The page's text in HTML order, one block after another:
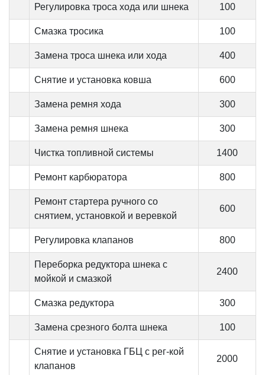
Регулировка троса хода или шнека 100
Смазка тросика 100
Замена троса шнека или хода 400
Снятие и установка ковша 600
Замена ремня хода 300
Замена ремня шнека 300
Чистка топливной системы 1400
Ремонт карбюратора 800
Ремонт стартера ручного со
снятием, установкой и веревкой
600
Регулировка клапанов 800
Переборка редуктора шнека с
мойкой и смазкой
2400
Смазка редуктора 300
Замена срезного болта шнека 100
Снятие и установка ГБЦ с рег-кой
клапанов
2000